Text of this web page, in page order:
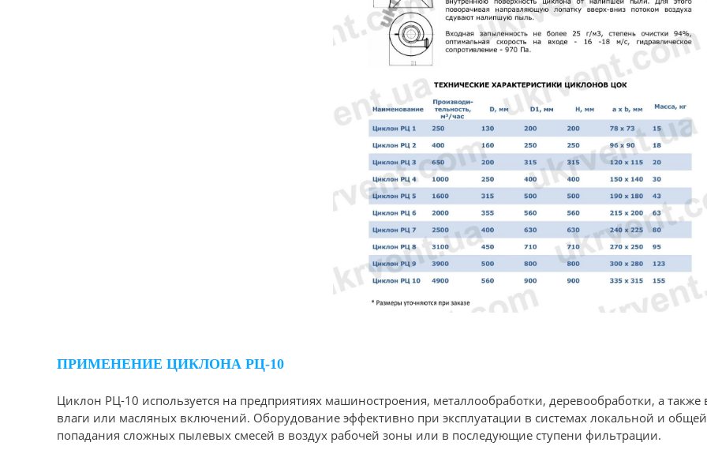
ПРИМЕНЕНИЕ ЦИКЛОНА РЦ-10
Циклон РЦ-10 используется на предприятиях машиностроения, металлообработки, деревообработки, а
влаги или масляных включений. Оборудование эффективно при эксплуатации в системах локальной и
попадания сложных пылевых смесей в воздух рабочей зоны или в последующие ступени фильтрации.